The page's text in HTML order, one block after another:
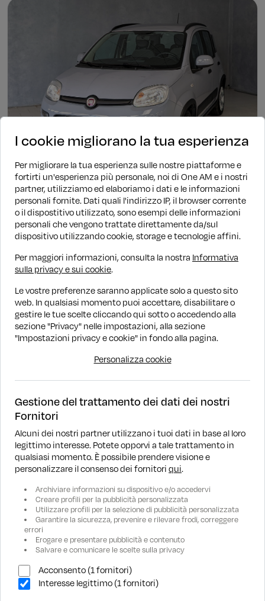
Ibrida Manuale 62.576 KM 2023
Fiat Panda
1.0 Hybrid 70cv City Life
€ 9.190€ 10.190 PROMO WOW
Finanziamento
1 2 3
DOVE SIAMO
ASSISTENZA
AZIENDA
I cookie migliorano la tua esperienza
Per migliorare la tua esperienza sulle nostre piattaforme e
fortirti un'esperienza più personale, noi di One AM e i nostri
partner, utilizziamo ed elaboriamo i dati e le informazioni
personali fornite. Dati quali l'indirizzo IP, il browser corrente
o il dispostitivo utilizzato, sono esempi delle informazioni
personali che vengono trattate direttamente da/sul
dispositivo utilizzando cookie, storage e tecnologie affini.
Per maggiori informazioni, consulta la nostra Informativa
sulla privacy e sui cookie.
Le vostre preferenze saranno applicate solo a questo sito
web. In qualsiasi momento puoi accettare, disabilitare o
gestire le tue scelte cliccando qui sotto o accedendo alla
sezione "Privacy" nelle impostazioni, alla sezione
"Impostazioni privacy e cookie" in fondo alla pagina.
Personalizza cookie
Gestione del trattamento dei dati dei nostri
Fornitori
Alcuni dei nostri partner utilizzano i tuoi dati in base al loro
legittimo interesse. Potete opporvi a tale trattamento in
qualsiasi momento. È possibile prendere visione e
personalizzare il consenso dei fornitoriqui.
Archiviare informazioni su dispositivo e/o accedervi
Creare profili per la pubblicità personalizzata
Utilizzare profili per la selezione di pubblicità personalizzata
Garantire la sicurezza, prevenire e rilevare frodi, correggere
errori
Erogare e presentare pubblicità e contenuto
Salvare e comunicare le scelte sulla privacy
Acconsento (1 fornitori)
Interesse legittimo (1 fornitori)